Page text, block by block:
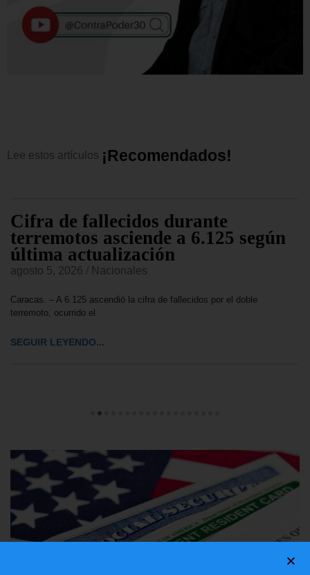
Lee estos artículos ¡Recomend ad os!
Cifra de fallecidos durante
terremotos asciende a 6.125 según
última actualización
agosto 5, 2026 Nacionales
Caracas. – A 6.125 ascendió la cifra de fallecidos por el doble
terremoto, ocurrido el
SEGUIR LEYENDO...